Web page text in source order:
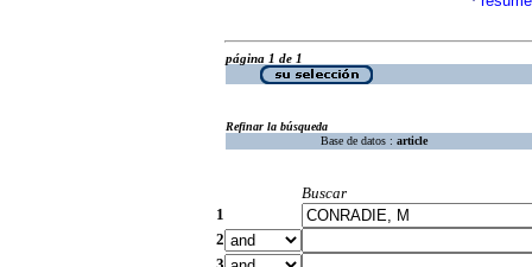
página 1 de 1
Refinar la búsqueda
Base de datos : article
Buscar
1
2